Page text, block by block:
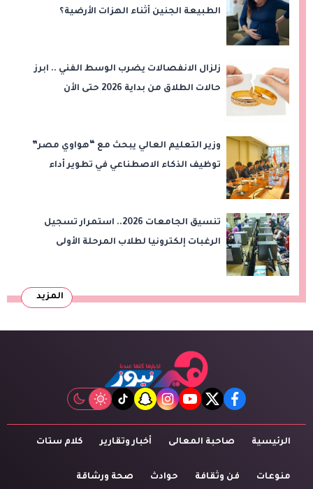
الطبيعة الجنين أثناء الهزات الأرضية؟
زلزال الانفصالات يضرب الوسط الفني .. ابرز
حالات الطلاق من بداية 2026 حتى الأن
وزير التعليم العالي يبحث مع “هواوي مصر”
توظيف الذكاء الاصطناعي في تطوير أداء
تنسيق الجامعات 2026.. استمرار تسجيل
الرغبات إلكترونيا لطلاب المرحلة الأولى
المزيد
facebook
twitter
youtube
instagram
snapchat
tiktok
الرئيسية صاحبة المعالى أخبار وتقارير كلام ستات
منوعات فن وثقافة حوادث صحة ورشاقة